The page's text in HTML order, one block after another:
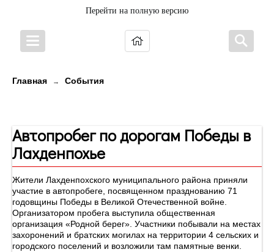
Перейти на полную версию
Главная → События
Автопробег по дорогам Победы в
Лахденпохье
Жители Лахденпохского муниципального района приняли
участие в автопробеге, посвященном празднованию 71
годовщины Победы в Великой Отечественной войне.
Организатором пробега выступила общественная
организация «Родной берег». Участники побывали на местах
захоронений и братских могилах на территории 4 сельских и
городского поселений и возложили там памятные венки.